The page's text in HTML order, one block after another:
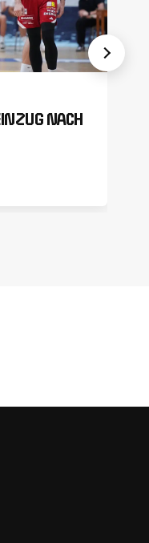
NACH